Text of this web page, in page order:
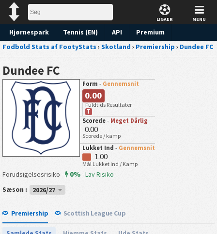
LIGAER MENU
Hjørnespark Tennis (EN) API Premium
Forudsigelse
Fodbold Stats af FootyStats › Skotland › Premiership › Dundee FC
Dundee FC
Form - Gennemsnit
0.00
Fuldtids Resultater
T
Scorede - Meget Dårlig
0.00
Scorede / kamp
Lukket Ind - Gennemsnit
1.00
Mål Lukket Ind / Kamp
Forudsigelsesrisiko - 0%-Lav Risiko
Sæson :
2026/27
Premiership Scottish League Cup